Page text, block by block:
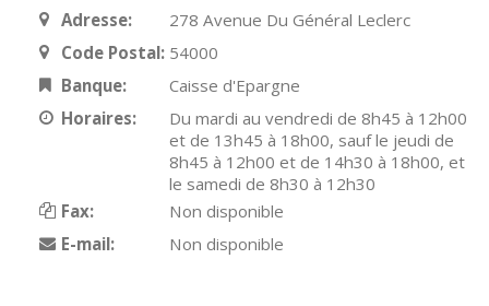
Adresse:
278 Avenue Du Général Leclerc
Code Postal: 54000
Banque:
Caisse d'Epargne
Horaires:
Du mardi au vendredi de 8h45 à 12h00
et de 13h45 à 18h00, sauf le jeudi de
8h45 à 12h00 et de 14h30 à 18h00, et
le samedi de 8h30 à 12h30
Fax:
Non disponible
E-mail:
Non disponible